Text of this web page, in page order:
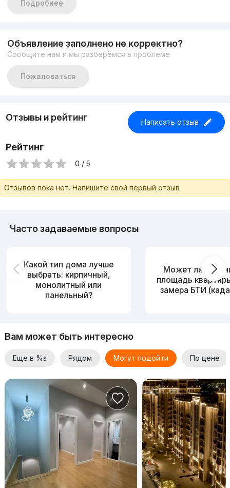
Ремонт: от застройщика.
Подробнее
Объявление заполнено не корректно?
Сообщите нам и мы разберёмся в проблеме
Пожаловаться
Отзывы и рейтинг Написать отзыв
Рейтинг
0 / 5
Отзывов пока нет. Напишите свой первый отзыв
Часто задаваемые вопросы
Какой тип дома лучше
выбрать: кирпичный,
монолитный или
панельный?
Может ли
площадь
замера БТИ
Вам может быть интересно
Еще в %s Рядом Могут подойти По цене